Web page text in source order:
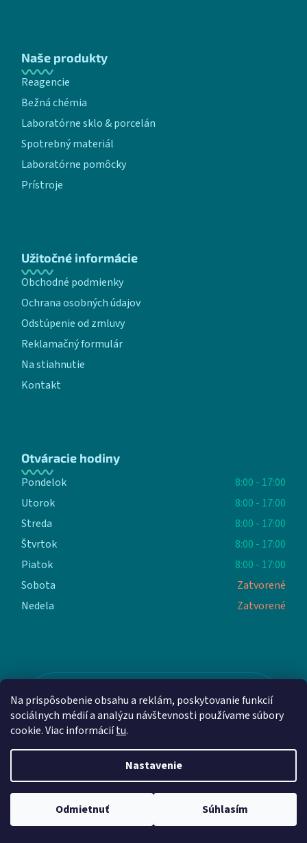
Na prispôsobenie obsahu a reklám, poskytovanie funkcií
sociálnych médií a analýzu návštevnosti používame súbory
cookie. Viac informáciítu.
Nastavenie
Odmietnuť Súhlasím
Naše produkty
Reagencie
Bežná chémia
Laboratórne sklo & porcelán
Spotrebný materiál
Laboratórne pomôcky
Prístroje
Užitočné informácie
Obchodné podmienky
Ochrana osobných údajov
Odstúpenie od zmluvy
Reklamačný formulár
Na stiahnutie
Kontakt
Otváracie hodiny
Pondelok
8:00 - 17:00
Utorok
8:00 - 17:00
Streda
8:00 - 17:00
Štvrtok
8:00 - 17:00
Piatok
8:00 - 17:00
Sobota
Zatvorené
Nedela
Zatvorené
+421 910 296 233
Kontaktujte nás
info@aloquence.com